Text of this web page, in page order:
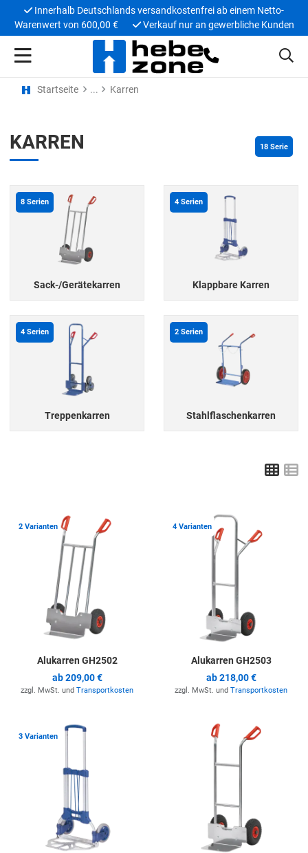
Innerhalb Deutschlands versandkostenfrei ab einem Netto-
Warenwert von 600,00 €
Verkauf nur an gewerbliche Kunden
Startseite Karren
KARREN 18 Serie
8 Serien
Sack-/Gerätekarren
4 Serien
Klappbare Karren
4 Serien
Treppenkarren
2 Serien
Stahlflaschenkarren
Grid
2 Varianten Zur Merkliste hinzufügen
Alukarren GH2502
ab209,00 €
zzgl. MwSt. und Transportkosten
4 Varianten
Alukarren GH2503
ab218,00 €
zzgl. MwSt. und Transportkosten
3 Varianten Zur Merkliste hinzufügen